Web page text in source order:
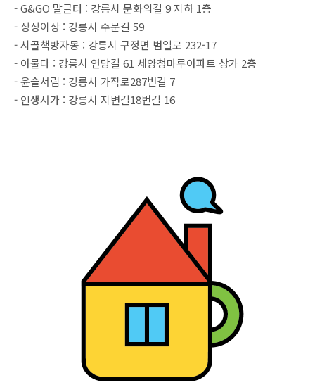
- G&GO 말글터 : 강릉시 문화의길 9 지하 1층
- 상상이상 : 강릉시 수문길 59
- 시골책방자몽 : 강릉시 구정면 범일로 232-17
- 아물다 : 강릉시 연당길 61 세양청마루아파트 상가 2층
- 윤슬서림 : 강릉시 가작로287번길 7
- 인생서가 : 강릉시 지변길18번길 16